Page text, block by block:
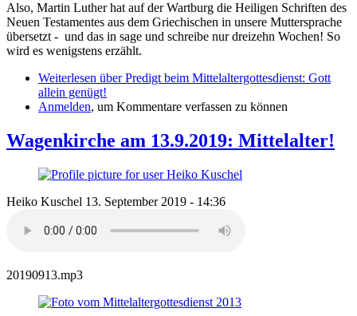
Also, Martin Luther hat auf der Wartburg die Heiligen Schriften des
Neuen Testamentes aus dem Griechischen in unsere Muttersprache
übersetzt - und das in sage und schreibe nur dreizehn Wochen! So
wird es wenigstens erzählt.
Weiterlesen über Predigt beim Mittelaltergottesdienst: Gott
allein genügt!
Anmelden, um Kommentare verfassen zu können
Wagenkirche am 13.9.2019: Mittelalter!
Heiko Kuschel 13. September 2019 - 14:36
20190913.mp3